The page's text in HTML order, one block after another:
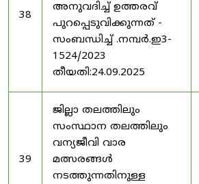
38
അനുവദിച്ച് ഉത്തരവ്
പുറപ്പെടുവിക്കുന്നത് -
സംബന്ധിച്ച് .നമ്പർ.ഇ3-
1524/2023
തീയതി:24.09.2025
39
ജില്ലാ തലത്തിലും
സംസ്ഥാന തലത്തിലും
വന്യജീവി വാര
മത്സരങ്ങൾ
നടത്തുന്നതിനുള്ള